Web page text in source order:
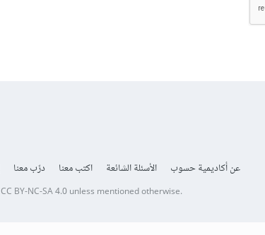
عن أكاديمية حسوب الأسئلة الشائعة اكتب معنا درّب معنا
CC BY-NC-SA 4.0unless mentioned otherwise.